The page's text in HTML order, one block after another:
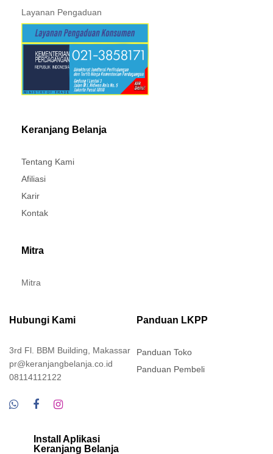
Layanan Pengaduan
Keranjang Belanja
Tentang Kami
Afiliasi
Karir
Kontak
Mitra
Mitra
Hubungi Kami
3rd Fl. BBM Building, Makassar
pr@keranjangbelanja.co.id
08114112122
Panduan LKPP
Panduan Toko
Panduan Pembeli
Install Aplikasi
Keranjang Belanja